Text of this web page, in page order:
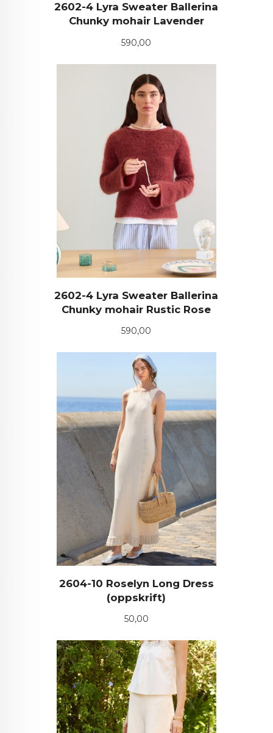
2602-4 Lyra Sweater Ballerina
Chunky mohair Lavender
Pris
590,00
2602-4 Lyra Sweater Ballerina
Chunky mohair Rustic Rose
Pris
590,00
2604-10 Roselyn Long Dress
(oppskrift)
Pris
50,00